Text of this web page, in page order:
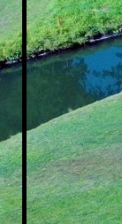
Esszimmer